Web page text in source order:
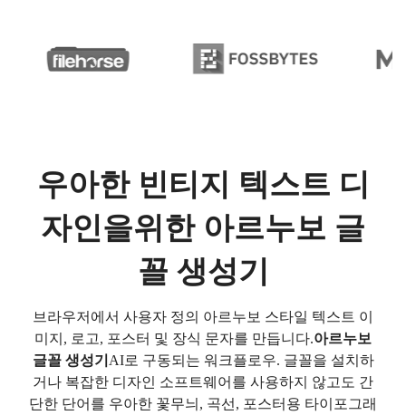
우아한 빈티지 텍스트 디
자인을위한 아르누보 글
꼴 생성기
브라우저에서 사용자 정의 아르누보 스타일 텍스트 이
미지, 로고, 포스터 및 장식 문자를 만듭니다.아르누보
글꼴 생성기 AI로 구동되는 워크플로우. 글꼴을 설치하
거나 복잡한 디자인 소프트웨어를 사용하지 않고도 간
단한 단어를 우아한 꽃무늬, 곡선, 포스터용 타이포그래